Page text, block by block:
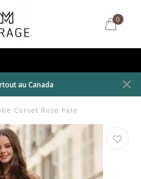
0
au Canada
Corset Rose Pale